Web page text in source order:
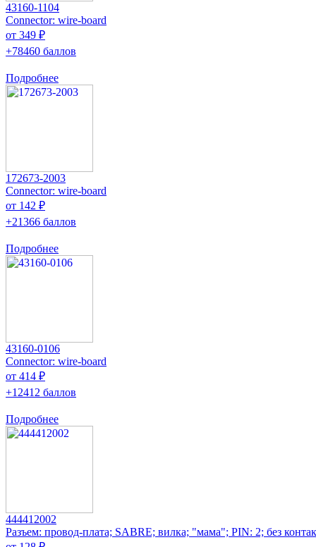
43160-1104
Connector: wire-board
от 349 ₽
+78460 баллов
Подробнее
172673-2003
Connector: wire-board
от 142 ₽
+21366 баллов
Подробнее
43160-0106
Connector: wire-board
от 414 ₽
+12412 баллов
Подробнее
444412002
Разъем: провод-плата; SABRE; вилка; "мама"; PIN: 2; без